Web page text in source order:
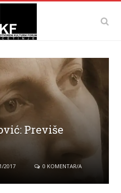
Previše
2017 0 KOMENTAR/A